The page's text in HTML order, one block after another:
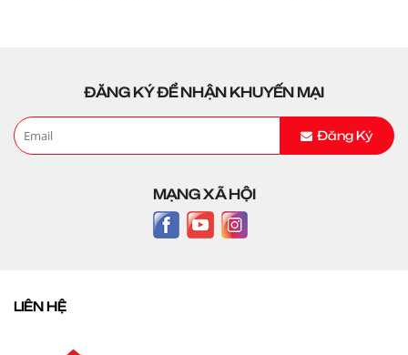
ĐĂNG KÝ ĐỂ NHẬN KHUYẾN MẠI
Đăng Ký
MẠNG XÃ HỘI
LIÊN HỆ